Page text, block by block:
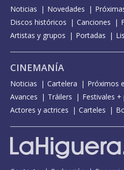
Noticias Novedades
Discos históricos
Canciones
Artistas y grupos
Portadas
CINEMANÍA
Noticias Cartelera Próximos
Avances
Tráilers
Festivales
Actores y actrices
Carteles